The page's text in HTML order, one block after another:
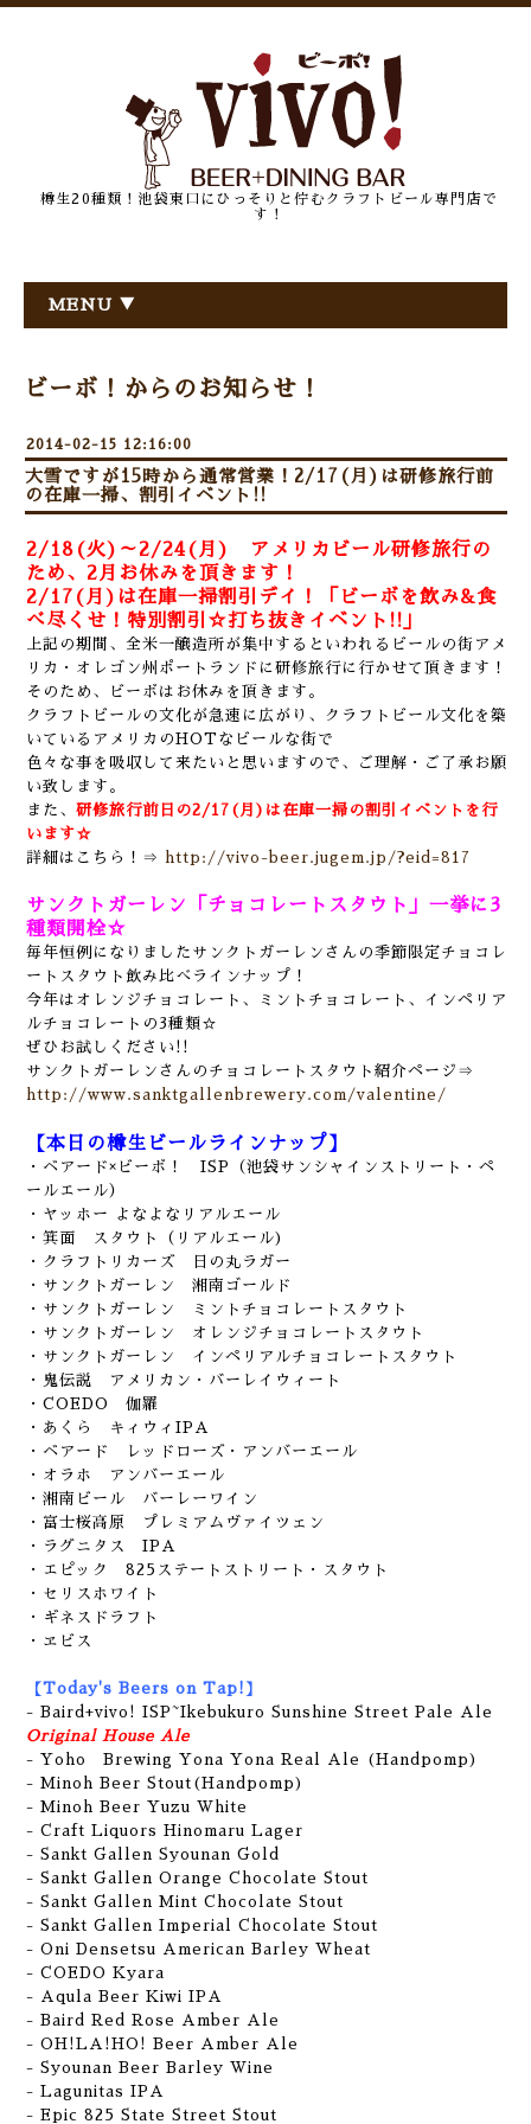
樽生20種類！池袋東口にひっそりと佇むクラフトビール専門店で
す！
MENU ▼
ビーボ！からのお知らせ！
2014-02-15 12:16:00
大雪ですが15時から通常営業！2/17(月)は研修旅行前
の在庫一掃、割引イベント!!
2/18(火)～2/24(月) アメリカビール研修旅行の
ため、2月お休みを頂きます！
2/17(月)は在庫一掃割引デイ！「ビーボを飲み&食
べ尽くせ！特別割引☆打ち抜きイベント!!」
上記の期間、全米一醸造所が集中するといわれるビールの街アメ
リカ・オレゴン州ポートランドに研修旅行に行かせて頂きます！
そのため、ビーボはお休みを頂きます。
クラフトビールの文化が急速に広がり、クラフトビール文化を築
いているアメリカのHOTなビールな街で
色々な事を吸収して来たいと思いますので、ご理解・ご了承お願
い致します。
また、 研修旅行前日の2/17(月)は在庫一掃の割引イベントを行
います☆
詳細はこちら！⇒
http://vivo-beer.jugem.jp/?eid=817
サンクトガーレン「チョコレートスタウト」一挙に3
種類開栓☆
毎年恒例になりましたサンクトガーレンさんの季節限定チョコレ
ートスタウト飲み比べラインナップ！
今年はオレンジチョコレート、ミントチョコレート、インペリア
ルチョコレートの3種類☆
ぜひお試しください!!
サンクトガーレンさんのチョコレートスタウト紹介ページ⇒
http://www.sanktgallenbrewery.com/valentine/
【本日の樽生ビールラインナップ】
・ベアード×ビーボ！ ISP（池袋サンシャインストリート・ペ
ールエール）
・ヤッホー よなよなリアルエール
・箕面 スタウト（リアルエール)
・クラフトリカーズ 日の丸ラガー
・サンクトガーレン 湘南ゴールド
・サンクトガーレン ミントチョコレートスタウト
・サンクトガーレン オレンジチョコレートスタウト
・サンクトガーレン インペリアルチョコレートスタウト
・鬼伝説 アメリカン・バーレイウィート
・COEDO 伽羅
・あくら キィウィIPA
・ベアード レッドローズ・アンバーエール
・オラホ アンバーエール
・湘南ビール バーレーワイン
・富士桜高原 プレミアムヴァイツェン
・ラグニタス IPA
・エピック 825ステートストリート・スタウト
・セリスホワイト
・ギネスドラフト
・ヱビス
【Today's Beers on Tap!】
- Baird+vivo! ISP~Ikebukuro Sunshine Street Pale Ale
Original House Ale
- Yoho Brewing Yona Yona Real Ale (Handpomp)
- Minoh Beer Stout(Handpomp)
- Minoh Beer Yuzu White
- Craft Liquors Hinomaru Lager
- Sankt Gallen Syounan Gold
- Sankt Gallen Orange Chocolate Stout
- Sankt Gallen Mint Chocolate Stout
- Sankt Gallen Imperial Chocolate Stout
- Oni Densetsu American Barley Wheat
- COEDO Kyara
- Aqula Beer Kiwi IPA
- Baird Red Rose Amber Ale
- OH!LA!HO! Beer Amber Ale
- Syounan Beer Barley Wine
- Lagunitas IPA
- Epic 825 State Street Stout